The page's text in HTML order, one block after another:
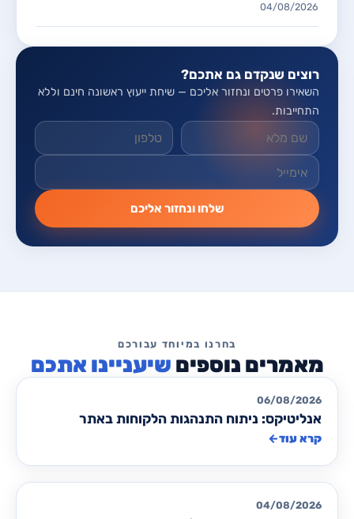
04/08/2026
רוצים שנקדם גם אתכם?
השאירו פרטים ונחזור אליכם — שיחת ייעוץ ראשונה חינם וללא
התחייבות.
שלחו ונחזור אליכם
אל תמלאו שדה זה
שיעניינו אתכם
אסטרטגיה שיווקית
06/08/2026
אנליטיקס: ניתוח התנהגות הלקוחות באתר
קרא עוד←
אסטרטגיה שיווקית
04/08/2026